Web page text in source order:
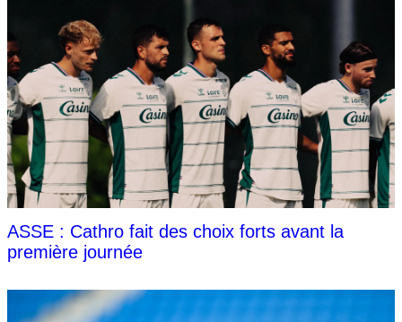
ASSE : Cathro fait des choix forts avant la
première journée